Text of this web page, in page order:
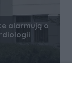
alarmują o